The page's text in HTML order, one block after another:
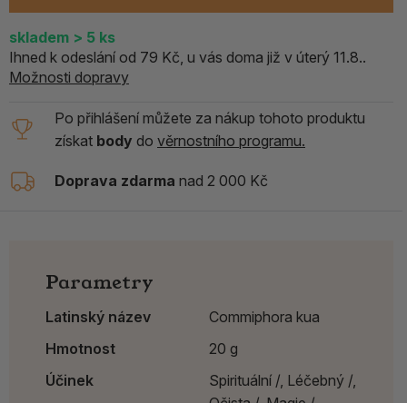
skladem > 5 ks
Ihned k odeslání od 79 Kč, u vás doma již v úterý 11.8..
Možnosti dopravy
Po přihlášení můžete za nákup tohoto produktu
získat body do věrnostního programu.
Doprava zdarma nad 2 000 Kč
Parametry
Latinský název
Commiphora kua
Hmotnost
20 g
Účinek
Spirituální /, Léčebný /,